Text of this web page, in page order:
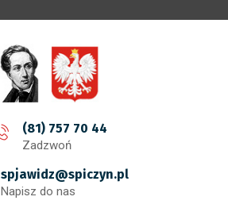
(81) 757 70 44
Zadzwoń
spjawidz@spiczyn.pl
Napisz do nas